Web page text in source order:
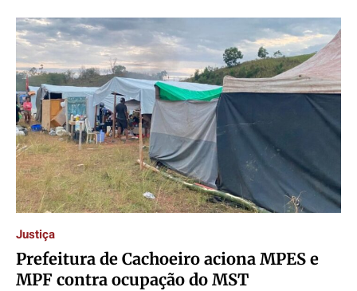
Justiça
Prefeitura de Cachoeiro aciona MPES e
MPF contra ocupação do MST